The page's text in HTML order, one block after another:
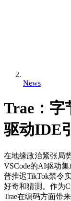
News
Trae：字
驱动IDE
在地缘政治紧张局
VSCode的AI驱动
普推迟TikTok禁令
好奇和猜测。作为
Trae在编码方面带